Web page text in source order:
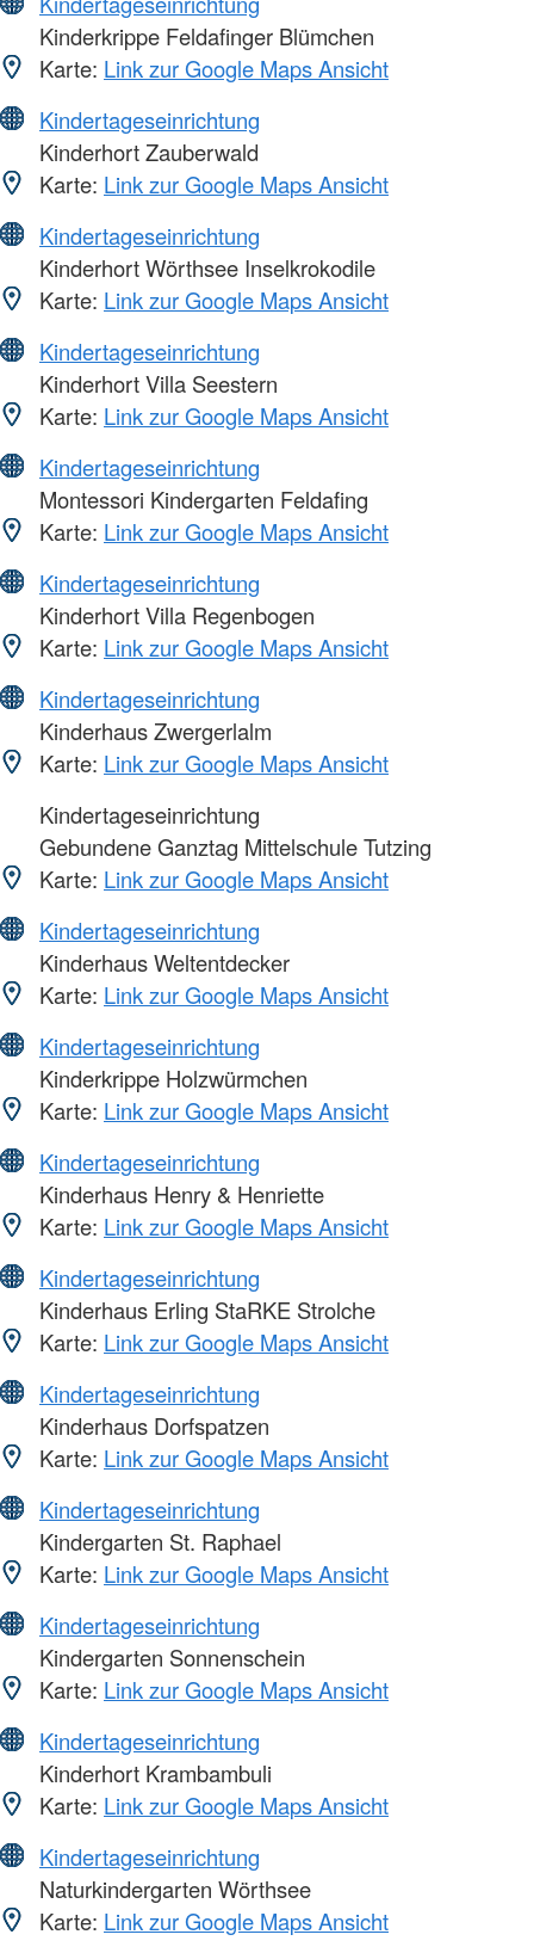
Kinderkrippe Feldafinger Blümchen
Karte: Link zur Google Maps Ansicht
Kindertageseinrichtung
Kinderhort Zauberwald
Karte: Link zur Google Maps Ansicht
Kindertageseinrichtung
Kinderhort Wörthsee Inselkrokodile
Karte: Link zur Google Maps Ansicht
Kindertageseinrichtung
Kinderhort Villa Seestern
Karte: Link zur Google Maps Ansicht
Kindertageseinrichtung
Montessori Kindergarten Feldafing
Karte: Link zur Google Maps Ansicht
Kindertageseinrichtung
Kinderhort Villa Regenbogen
Karte: Link zur Google Maps Ansicht
Kindertageseinrichtung
Kinderhaus Zwergerlalm
Karte: Link zur Google Maps Ansicht
Kindertageseinrichtung
Gebundene Ganztag Mittelschule Tutzing
Karte: Link zur Google Maps Ansicht
Kindertageseinrichtung
Kinderhaus Weltentdecker
Karte: Link zur Google Maps Ansicht
Kindertageseinrichtung
Kinderkrippe Holzwürmchen
Karte: Link zur Google Maps Ansicht
Kindertageseinrichtung
Kinderhaus Henry & Henriette
Karte: Link zur Google Maps Ansicht
Kindertageseinrichtung
Kinderhaus Erling StaRKE Strolche
Karte: Link zur Google Maps Ansicht
Kindertageseinrichtung
Kinderhaus Dorfspatzen
Karte: Link zur Google Maps Ansicht
Kindertageseinrichtung
Kindergarten St. Raphael
Karte: Link zur Google Maps Ansicht
Kindertageseinrichtung
Kindergarten Sonnenschein
Karte: Link zur Google Maps Ansicht
Kindertageseinrichtung
Kinderhort Krambambuli
Karte: Link zur Google Maps Ansicht
Kindertageseinrichtung
Naturkindergarten Wörthsee
Karte: Link zur Google Maps Ansicht